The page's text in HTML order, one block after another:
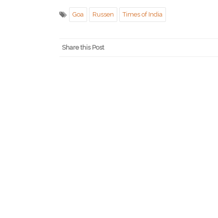
Goa Russen Times of India
Share this Post